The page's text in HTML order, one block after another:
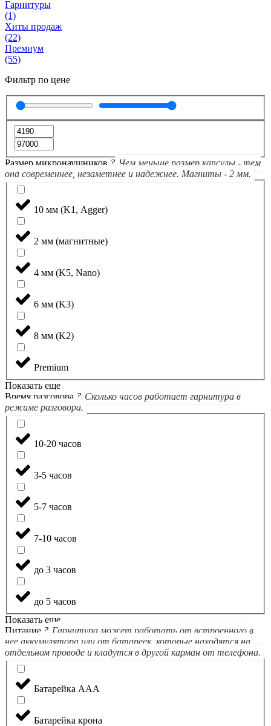
Гарнитуры
(1)
Хиты продаж
(22)
Премиум
(55)
Фильтр по цене
Размер микронаушников ? Чем меньше размер капсулы - тем
она современнее, незаметнее и надежнее. Магниты - 2 мм.
10 мм (K1, Agger)
2 мм (магнитные)
4 мм (K5, Nano)
6 мм (K3)
8 мм (K2)
Premium
Показать еще
Время разговора ? Сколько часов работает гарнитура в
режиме разговора.
10-20 часов
3-5 часов
5-7 часов
7-10 часов
до 3 часов
до 5 часов
Показать еще
Питание ? Гарнитура может работать от встроенного в
нее аккумулятора или от батареек, которые находятся на
отдельном проводе и кладутся в другой карман от телефона.
Батарейка ААА
Батарейка крона